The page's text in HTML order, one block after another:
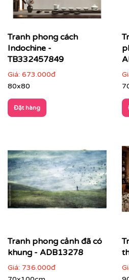
Phòng ngủ: chọn tranh
gam màu dịu để tạo sự
Tranh phong cách
Indochine -
TB332457849
Giá: 673.000đ
80x80
Đặt hàng
Tranh phong cảnh đã có
khung - ADB13278
Giá: 736.000đ